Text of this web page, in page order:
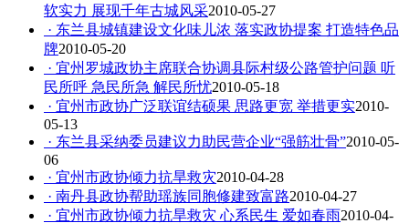
软实力 展现千年古城风采2010-05-27
· 东兰县城镇建设文化味儿浓 落实政协提案 打造特色品
牌2010-05-20
· 宜州罗城政协主席联合协调县际村级公路管护问题 听
民所呼 急民所急 解民所忧2010-05-18
· 宜州市政协广泛联谊结硕果 思路更宽 举措更实2010-
05-13
· 东兰县采纳委员建议力助民营企业“强筋壮骨”2010-05-
06
· 宜州市政协倾力抗旱救灾2010-04-28
· 南丹县政协帮助瑶族同胞修建致富路2010-04-27
· 宜州市政协倾力抗旱救灾 心系民生 爱如春雨2010-04-